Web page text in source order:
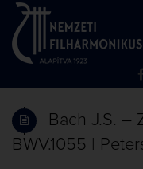
Bach J.S. –
BWV.1055 |